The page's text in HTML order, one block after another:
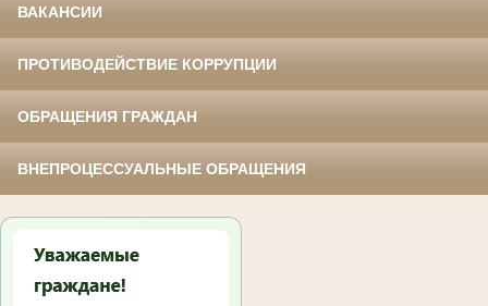
ВАКАНСИИ
ПРОТИВОДЕЙСТВИЕ КОРРУПЦИИ
ОБРАЩЕНИЯ ГРАЖДАН
ВНЕПРОЦЕССУАЛЬНЫЕ ОБРАЩЕНИЯ